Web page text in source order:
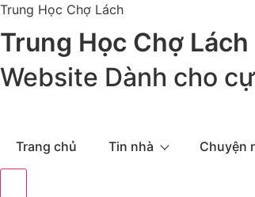
Trung Học Chợ Lách
Trung Học Chợ Lách
Website Dành cho
Trang chủ Tin nhà Chuyện